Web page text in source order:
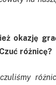
okazję
różnicę?